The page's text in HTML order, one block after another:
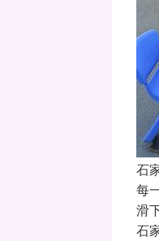
石
每
滑
石